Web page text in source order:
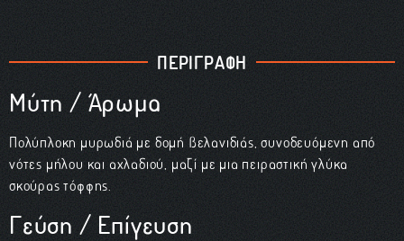
ΠΕΡΙΓΡΑΦΗ
Μύτη / Άρωμα
Πολύπλοκη μυρωδιά με δομή βελανιδιάς, συνοδευόμενη από
νότες μήλου και αχλαδιού, μαζί με μια πειραστική γλύκα
σκούρας τόφφης.
Γεύση / Επίγευση